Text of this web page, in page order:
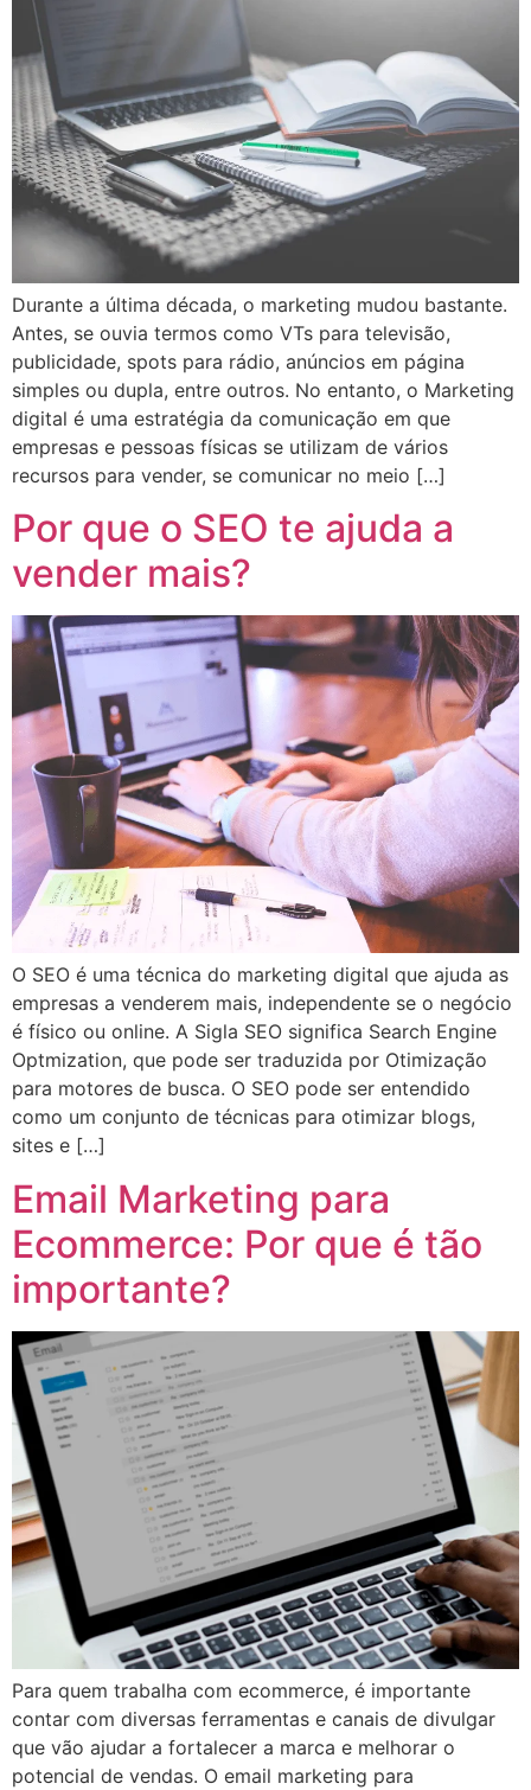
Durante a última década, o marketing mudou bastante.
Antes, se ouvia termos como VTs para televisão,
publicidade, spots para rádio, anúncios em página
simples ou dupla, entre outros. No entanto, o Marketing
digital é uma estratégia da comunicação em que
empresas e pessoas físicas se utilizam de vários
recursos para vender, se comunicar no meio […]
Por que o SEO te ajuda a
vender mais?
O SEO é uma técnica do marketing digital que ajuda as
empresas a venderem mais, independente se o negócio
é físico ou online. A Sigla SEO significa Search Engine
Optmization, que pode ser traduzida por Otimização
para motores de busca. O SEO pode ser entendido
como um conjunto de técnicas para otimizar blogs,
sites e […]
Email Marketing para
Ecommerce: Por que é tão
importante?
Para quem trabalha com ecommerce, é importante
contar com diversas ferramentas e canais de divulgar
que vão ajudar a fortalecer a marca e melhorar o
potencial de vendas. O email marketing para